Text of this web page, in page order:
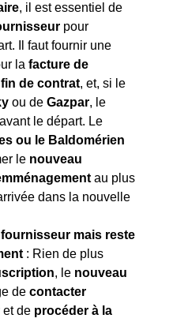
, il est essentiel de
pour
Il faut fournir une
la facture de
de contrat, et, si le
ou de Gazpar, le
avant le départ. Le
ou le Baldomérien
le nouveau
au plus
dans la nouvelle
mais reste
: Rien de plus
, le nouveau
de contacter
et de procéder à la